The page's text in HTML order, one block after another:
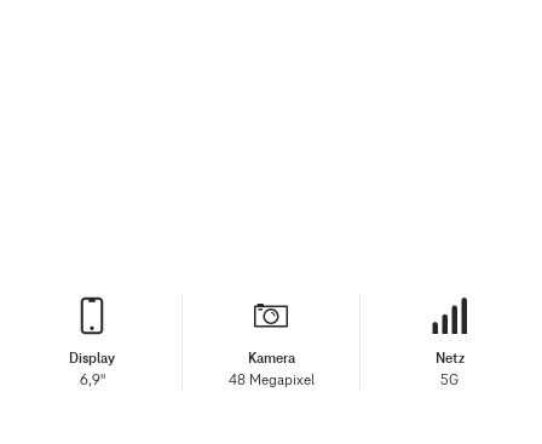
Display
6,9"
Kamera
48 Megapixel
Netz
5G